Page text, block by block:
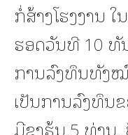
ກໍ່ສ້າງໂຮງງານ
ຮອດວັນທີ 10 ທັ
ການລົງທຶນທັງໝົ
ເປັນການລົງທຶນຂ
ມີຂາຮຸ້ນ 5 ທ່ານ